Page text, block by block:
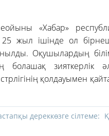
«Хабар»
жыл ішінде ол
Оқушылардың
болашақ зияткерлік
қолдауымен
дереккөзге сілтеме: